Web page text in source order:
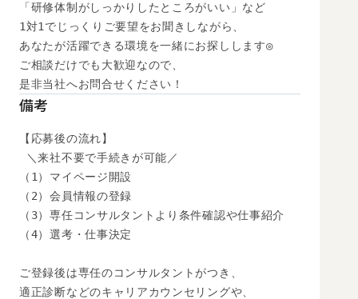
「研修体制がしっかりしたところがいい」など
1対1でじっくりご要望をお聞きしながら、
あなたが活躍できる環境を一緒にお探しします◎
ご相談だけでも大歓迎なので、
是非当社へお問合せください！
備考
【応募後の流れ】
＼来社不要で手続きが可能／
（1）マイページ開設
（2）会員情報の登録
（3）専任コンサルタントより条件確認や仕事紹介
（4）選考・仕事決定
ご登録後は専任のコンサルタントがつき、
適正診断などのキャリアカウンセリングや、